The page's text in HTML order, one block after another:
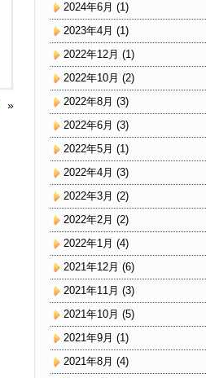
»
2024年6月 (1)
2023年4月 (1)
2022年12月 (1)
2022年10月 (2)
2022年8月 (3)
2022年6月 (3)
2022年5月 (1)
2022年4月 (3)
2022年3月 (2)
2022年2月 (2)
2022年1月 (4)
2021年12月 (6)
2021年11月 (3)
2021年10月 (5)
2021年9月 (1)
2021年8月 (4)